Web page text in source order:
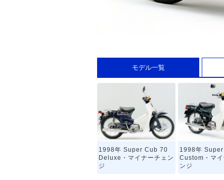
モデル一覧
1998年 Super Cub 70
Deluxe・マイナーチェン
ジ
1998年
Custom・マイ
ンジ